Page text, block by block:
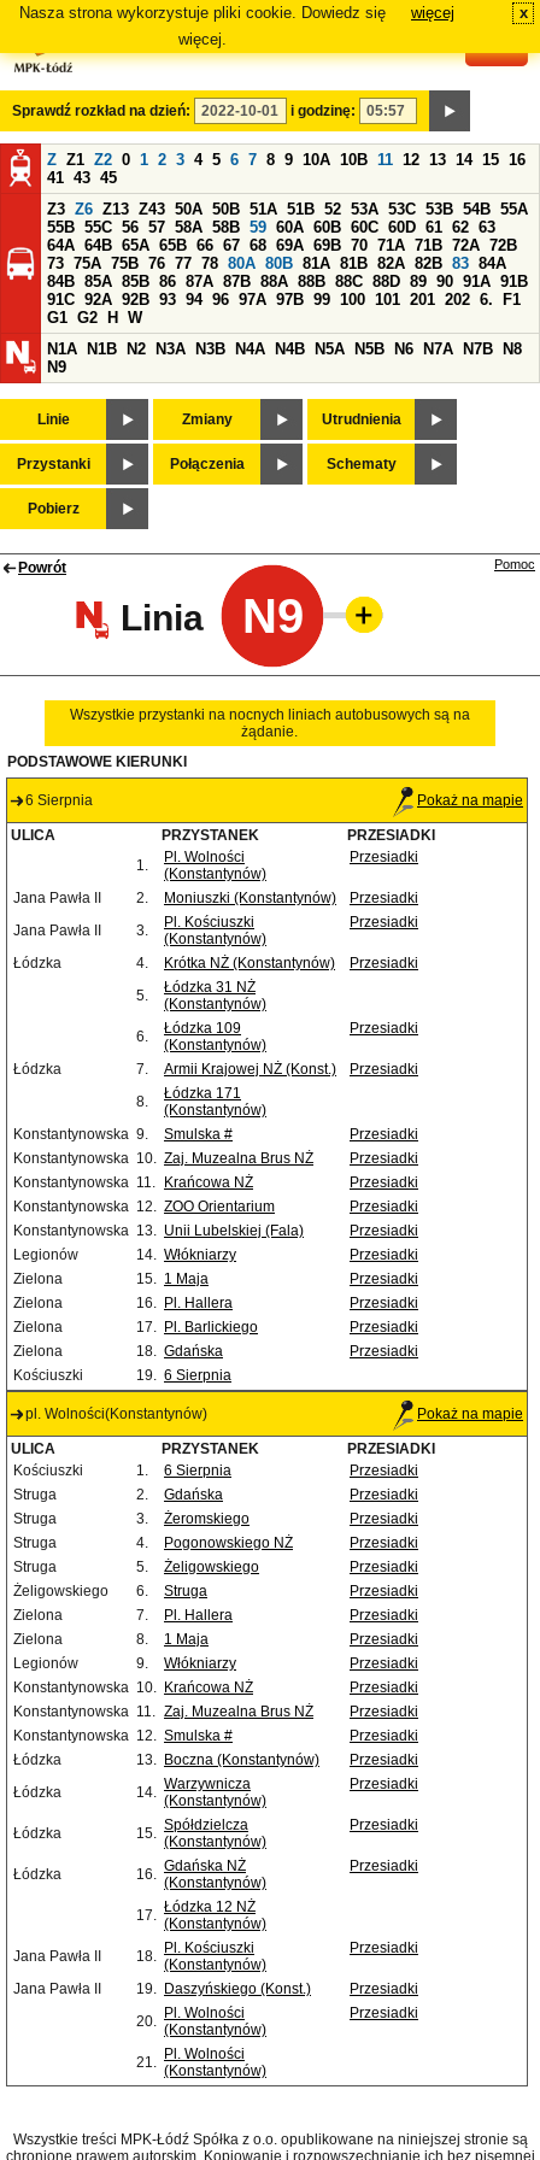
Nasza strona wykorzystuje pliki cookie. Dowiedz się
więcej.
więcej x
Sprawdź rozkład na dzień: i godzinę:
Z Z1 Z2 0 1 2 3 4 5 6 7 8 9 10A 10B 11 12 13 14 15 16
41 43 45
Z3 Z6 Z13 Z43 50A 50B 51A 51B 52 53A 53C 53B 54B 55A
55B 55C 56 57 58A 58B 59 60A 60B 60C 60D 61 62 63
64A 64B 65A 65B 66 67 68 69A 69B 70 71A 71B 72A 72B
73 75A 75B 76 77 78 80A 80B 81A 81B 82A 82B 83 84A
84B 85A 85B 86 87A 87B 88A 88B 88C 88D 89 90 91A 91B
91C 92A 92B 93 94 96 97A 97B 99 100 101 201 202 6.
F1
G1 G2 H
W
N1A
N1B N2 N3A N3B N4A N4B N5A N5B N6 N7A N7B
N8
N9
Linie Zmiany Utrudnienia
Przystanki Połączenia Schematy
Pobierz
Powrót
Linia N9
Pomoc
Wszystkie przystanki na nocnych liniach autobusowych są na
żądanie.
PODSTAWOWE KIERUNKI
6 Sierpnia Pokaż na mapie
ULICA PRZYSTANEK
PRZESIADKI
1.
Pl. Wolności
(Konstantynów)
Przesiadki
Jana Pawła II 2. Moniuszki (Konstantynów)
Przesiadki
Jana Pawła II
3.
Pl. Kościuszki
(Konstantynów)
Przesiadki
Łódzka 4. Krótka NŻ (Konstantynów)
Przesiadki
5.
Łódzka 31 NŻ
(Konstantynów)
6.
Łódzka 109
(Konstantynów)
Przesiadki
Łódzka 7. Armii Krajowej NŻ (Konst.)
Przesiadki
8.
Łódzka 171
(Konstantynów)
Konstantynowska 9. Smulska #
Przesiadki
Konstantynowska 10. Zaj. Muzealna Brus NŻ
Przesiadki
Konstantynowska 11. Krańcowa NŻ
Przesiadki
Konstantynowska 12. ZOO Orientarium
Przesiadki
Konstantynowska 13. Unii Lubelskiej (Fala)
Przesiadki
Legionów
14. Włókniarzy
Przesiadki
Zielona
15. 1 Maja
Przesiadki
Zielona
16. Pl. Hallera
Przesiadki
Zielona
17. Pl. Barlickiego
Przesiadki
Zielona
18. Gdańska
Przesiadki
Kościuszki
19. 6 Sierpnia
pl. Wolności(Konstantynów) Pokaż na mapie
ULICA PRZYSTANEK
PRZESIADKI
Kościuszki
1. 6 Sierpnia
Przesiadki
Struga
2. Gdańska
Przesiadki
Struga
3. Żeromskiego
Przesiadki
Struga
4. Pogonowskiego NŻ
Przesiadki
Struga
5. Żeligowskiego
Przesiadki
Żeligowskiego
6. Struga
Przesiadki
Zielona
7. Pl. Hallera
Przesiadki
Zielona
8. 1 Maja
Przesiadki
Legionów
9. Włókniarzy
Przesiadki
Konstantynowska 10. Krańcowa NŻ
Przesiadki
Konstantynowska 11. Zaj. Muzealna Brus NŻ
Przesiadki
Konstantynowska 12. Smulska #
Przesiadki
Łódzka
13. Boczna (Konstantynów)
Przesiadki
Łódzka
14. Warzywnicza
(Konstantynów)
Przesiadki
Łódzka 15. Spółdzielcza
(Konstantynów)
Przesiadki
Łódzka 16. Gdańska NŻ
(Konstantynów)
Przesiadki
17. Łódzka 12 NŻ
(Konstantynów)
Jana Pawła II
18. Pl. Kościuszki
(Konstantynów)
Przesiadki
Jana Pawła II 19. Daszyńskiego (Konst.)
Przesiadki
20. Pl. Wolności
(Konstantynów)
Przesiadki
21. Pl. Wolności
(Konstantynów)
Wszystkie treści MPK-Łódź Spółka z o.o. opublikowane na niniejszej stronie są
chronione prawem autorskim. Kopiowanie i rozpowszechnianie ich bez pisemnej